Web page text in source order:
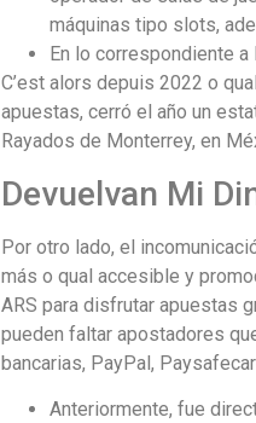
máquinas tipo slots,
En lo correspondiente
C’est alors depuis 2022 o
apuestas, cerró el año un
Rayados de Monterrey, en
Devuelvan Mi
Por otro lado, el
más o qual accesible y
ARS para disfrutar apuestas
pueden faltar apostadores
bancarias, PayPal,
Anteriormente, fue